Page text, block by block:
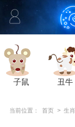
子鼠 丑牛
当前位置： 首页 > 生肖